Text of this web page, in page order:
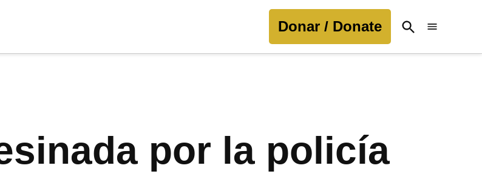
Donar / Donate
Open
Search
por la policía